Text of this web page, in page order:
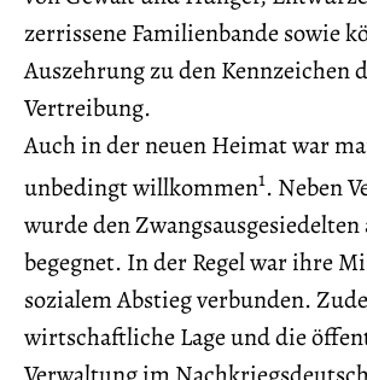
zerrissene Familienbande sowie
Auszehrung zu den Kennzeichen
Vertreibung.
Auch in der neuen Heimat war
unbedingt willkommen1. Neben
wurde den Zwangsausgesiedelten
begegnet. In der Regel war ihre
sozialem Abstieg verbunden.
wirtschaftliche Lage und die